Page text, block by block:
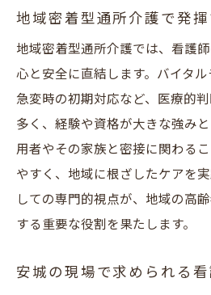
地域密着型通所介護で発
地域密着型通所介護では、看護
心と安全に直結します。バイタル
急変時の初期対応など、医療的
多く、経験や資格が大きな強み
用者やその家族と密接に関わる
やすく、地域に根ざしたケアを
しての専門的視点が、地域の高
する重要な役割を果たします。
安城の現場で求められる